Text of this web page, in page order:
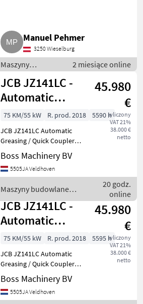
Manuel Pehmer
3250 Wieselburg
Maszyny
budowlane /
Koparki
gąsienicowe
2 miesiące online
JCB JZ141LC -
Automatic
Greasing / Quick
Coupler
45.980
€
wliczony
VAT 21%
38.000 €
netto
75 KM/55 kW R. prod. 2018
5590 h
JCB JZ141LC Automatic
Greasing / Quick Coupler
Year: 2018 Reference
number: BM007601 Hours:
5.590 Type JZ141LC
Netherlands Certificate: CE
Avai
Boss Machinery BV
5505JA Veldhoven
Maszyny budowlane /
JCB
20 godz.
online
JCB JZ141LC -
Automatic
Greasing / Quick
Coupler
45.980
€
wliczony
VAT 21%
38.000 €
netto
75 KM/55 kW R. prod. 2018
5595 h
JCB JZ141LC Automatic
Greasing / Quick Coupler
Year: 2018 Reference
number: BM007599 Hours:
5.595 Type JZ141LC
Boss Machinery BV
5505JA Veldhoven